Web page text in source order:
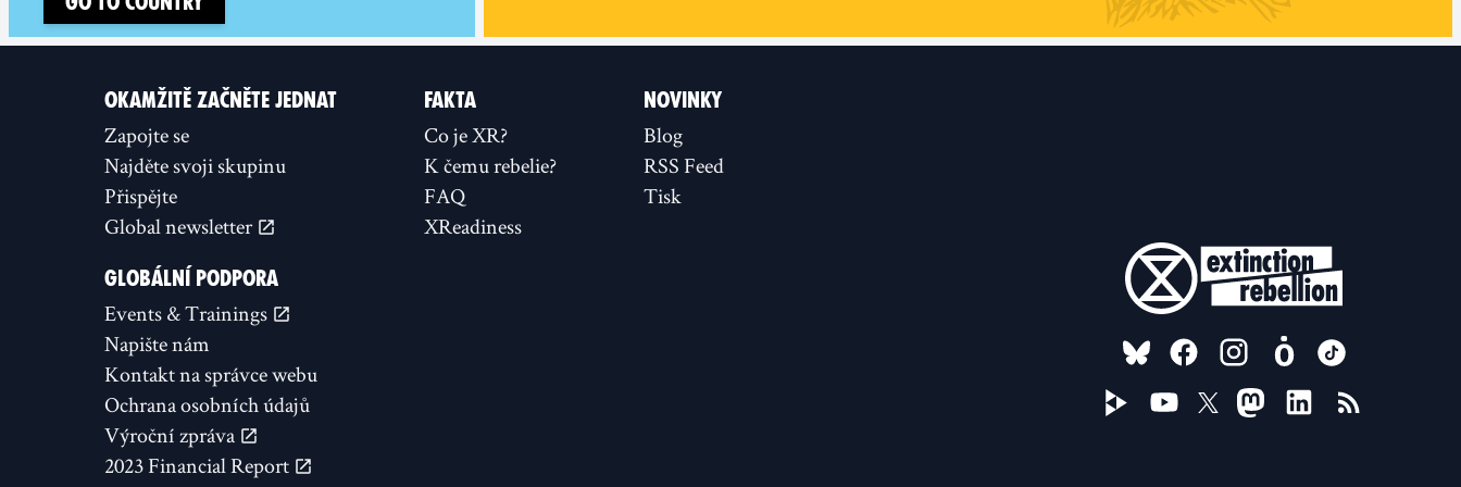
OKAMŽITĚ ZAČNĚTE JEDNAT
Zapojte se
Najděte svoji skupinu
Přispějte
Global newsletter
FAKTA
Co je XR?
K čemu rebelie?
FAQ
XReadiness
NOVINKY
Blog
RSS Feed
Tisk
GLOBÁLNÍ PODPORA
Events & Trainings
Napište nám
Kontakt na správce webu
Ochrana osobních údajů
Výroční zpráva
2023 Financial Report
FOLLOW US ON